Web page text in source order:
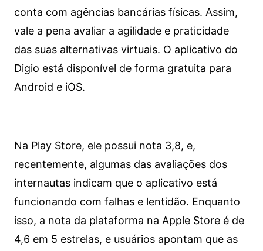
conta com agências bancárias físicas. Assim,
vale a pena avaliar a agilidade e praticidade
das suas alternativas virtuais. O aplicativo do
Digio está disponível de forma gratuita para
Android e iOS.
Na Play Store, ele possui nota 3,8, e,
recentemente, algumas das avaliações dos
internautas indicam que o aplicativo está
funcionando com falhas e lentidão. Enquanto
isso, a nota da plataforma na Apple Store é de
4,6 em 5 estrelas, e usuários apontam que as